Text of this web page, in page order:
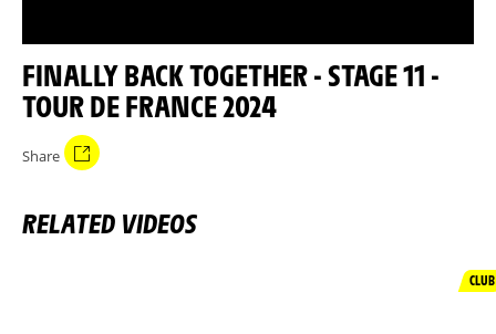
FINALLY BACK TOGETHER - STAGE 11 -
TOUR DE FRANCE 2024
Share
RELATED VIDEOS
CLUB